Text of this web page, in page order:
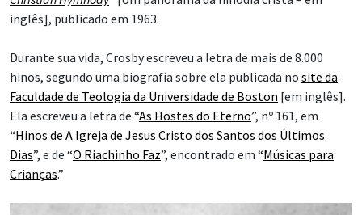
inglês], publicado em 1963.
Durante sua vida, Crosby escreveu a letra de mais de 8.000
hinos, segundo uma biografia sobre ela publicada no site da
Faculdade de Teologia da Universidade de Boston [em inglês].
Ela escreveu a letra de “As Hostes do Eterno”, nº 161, em
“Hinos de A Igreja de Jesus Cristo dos Santos dos Últimos
Dias”, e de “O Riachinho Faz”, encontrado em “Músicas para
Crianças.”